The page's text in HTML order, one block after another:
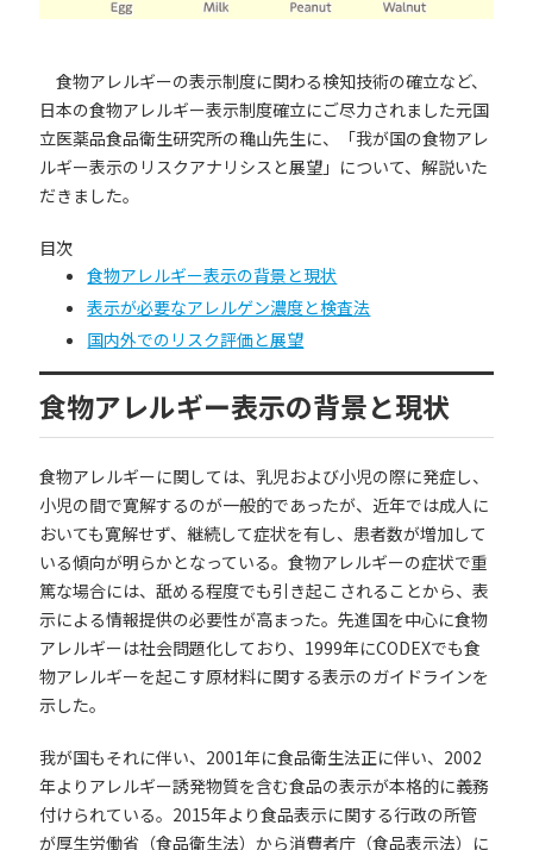
食物アレルギーの表示制度に関わる検知技術の確立など、
日本の食物アレルギー表示制度確立にご尽力されました元国
立医薬品食品衛生研究所の穐山先生に、「我が国の食物アレ
ルギー表示のリスクアナリシスと展望」について、解説いた
だきました。
目次
食物アレルギー表示の背景と現状
表示が必要なアレルゲン濃度と検査法
国内外でのリスク評価と展望
食物アレルギー表示の背景と現状
食物アレルギーに関しては、乳児および小児の際に発症し、
小児の間で寛解するのが一般的であったが、近年では成人に
おいても寛解せず、継続して症状を有し、患者数が増加して
いる傾向が明らかとなっている。食物アレルギーの症状で重
篤な場合には、舐める程度でも引き起こされることから、表
示による情報提供の必要性が高まった。先進国を中心に食物
アレルギーは社会問題化しており、1999年にCODEXでも食
物アレルギーを起こす原材料に関する表示のガイドラインを
示した。
我が国もそれに伴い、2001年に食品衛生法正に伴い、2002
年よりアレルギー誘発物質を含む食品の表示が本格的に義務
付けられている。2015年より食品表示に関する行政の所管
が厚生労働省（食品衛生法）から消費者庁（食品表示法）に